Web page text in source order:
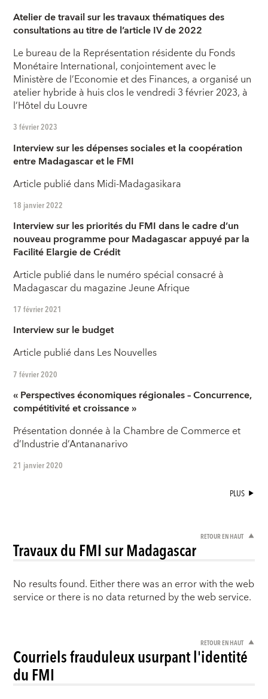
Atelier de travail sur les travaux thématiques des
consultations au titre de l’article IV de 2022
Le bureau de la Représentation résidente du Fonds
Monétaire International, conjointement avec le
Ministère de l’Economie et des Finances, a organisé un
atelier hybride à huis clos le vendredi 3 février 2023, à
l’Hôtel du Louvre
3 février 2023
Interview sur les dépenses sociales et la coopération
entre Madagascar et le FMI
Article publié dans Midi-Madagasikara
18 janvier 2022
Interview sur les priorités du FMI dans le cadre d’un
nouveau programme pour Madagascar appuyé par la
Facilité Elargie de Crédit
Article publié dans le numéro spécial consacré à
Madagascar du magazine Jeune Afrique
17 février 2021
Interview sur le budget
Article publié dans Les Nouvelles
7 février 2020
« Perspectives économiques régionales – Concurrence,
compétitivité et croissance »
Présentation donnée à la Chambre de Commerce et
d’Industrie d’Antananarivo
21 janvier 2020
PLUS
RETOUR EN HAUT
Travaux du FMI sur Madagascar
No results found. Either there was an error with the web
service or there is no data returned by the web service.
RETOUR EN HAUT
Courriels frauduleux usurpant l'identité
du FMI